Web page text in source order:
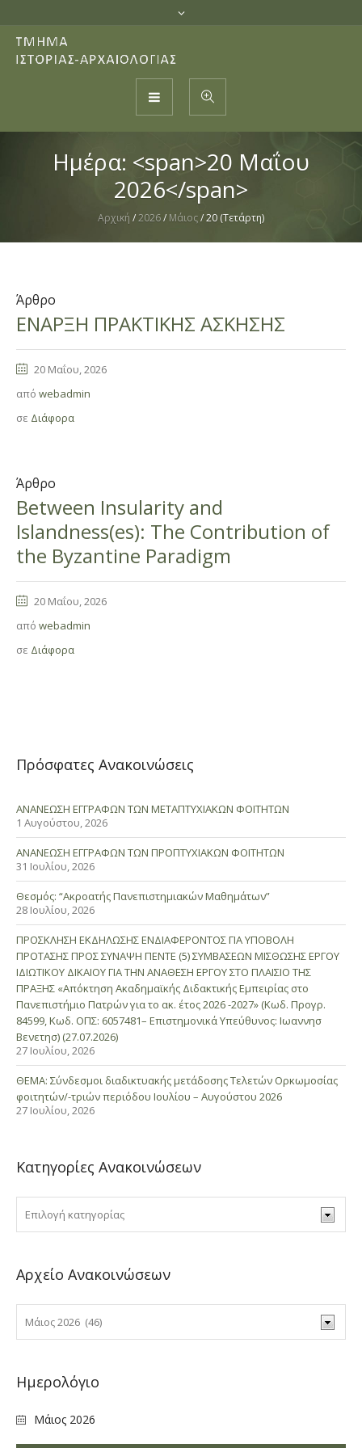
Ημέρα: <span>20 Μαΐου
2026</span>
Αρχική /2026/ Μάιος/20 (Τετάρτη)
Άρθρο
ΕΝΑΡΞΗ ΠΡΑΚΤΙΚΗΣ ΑΣΚΗΣΗΣ
20 Μαΐου, 2026
από webadmin
σε Διάφορα
Άρθρο
Between Insularity and
Islandness(es): The Contribution of
the Byzantine Paradigm
20 Μαΐου, 2026
από webadmin
σε Διάφορα
Πρόσφατες Ανακοινώσεις
ΑΝΑΝΕΩΣΗ ΕΓΓΡΑΦΩΝ ΤΩΝ ΜΕΤΑΠΤΥΧΙΑΚΩΝ ΦΟΙΤΗΤΩΝ
1 Αυγούστου, 2026
ΑΝΑΝΕΩΣΗ ΕΓΓΡΑΦΩΝ ΤΩΝ ΠΡΟΠΤΥΧΙΑΚΩΝ ΦΟΙΤΗΤΩΝ
31 Ιουλίου, 2026
Θεσμός: “Ακροατής Πανεπιστημιακών Μαθημάτων”
28 Ιουλίου, 2026
ΠΡΟΣΚΛΗΣΗ ΕΚΔΗΛΩΣΗΣ ΕΝΔΙΑΦΕΡΟΝΤΟΣ ΓΙΑ ΥΠΟΒΟΛΗ
ΠΡΟΤΑΣΗΣ ΠΡΟΣ ΣΥΝΑΨΗ ΠΕΝΤΕ (5) ΣΥΜΒΑΣΕΩΝ ΜΙΣΘΩΣΗΣ ΕΡΓΟΥ
ΙΔΙΩΤΙΚΟΥ ΔΙΚΑΙΟΥ ΓΙΑ ΤΗΝ ΑΝΑΘΕΣΗ ΕΡΓΟΥ ΣΤΟ ΠΛΑΙΣΙΟ ΤΗΣ
ΠΡΑΞΗΣ «Απόκτηση Ακαδημαϊκής Διδακτικής Εμπειρίας στο
Πανεπιστήμιο Πατρών για το ακ. έτος 2026 -2027» (Κωδ. Προγρ.
84599, Κωδ. ΟΠΣ: 6057481– Επιστημονικά Υπεύθυνος: Ιωαννησ
Βενετησ) (27.07.2026)
27 Ιουλίου, 2026
ΘΕΜΑ: Σύνδεσμοι διαδικτυακής μετάδοσης Τελετών Ορκωμοσίας
φοιτητών/-τριών περιόδου Ιουλίου – Αυγούστου 2026
27 Ιουλίου, 2026
Κατηγορίες Ανακοινώσεων
Αρχείο Ανακοινώσεων
Ημερολόγιο
Μάιος 2026